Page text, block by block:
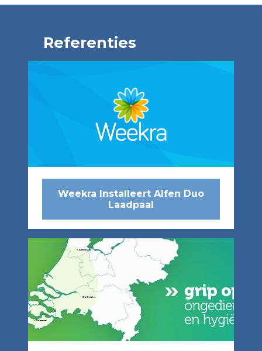
Referenties
Weekra Installeert Alfen Duo
Laadpaal